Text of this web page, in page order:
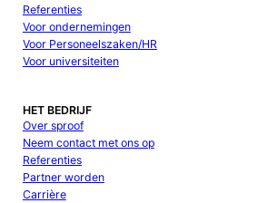
Referenties
Voor ondernemingen
Voor Personeelszaken/HR
Voor universiteiten
HET BEDRIJF
Over sproof
Neem contact met ons op
Referenties
Partner worden
Carrière